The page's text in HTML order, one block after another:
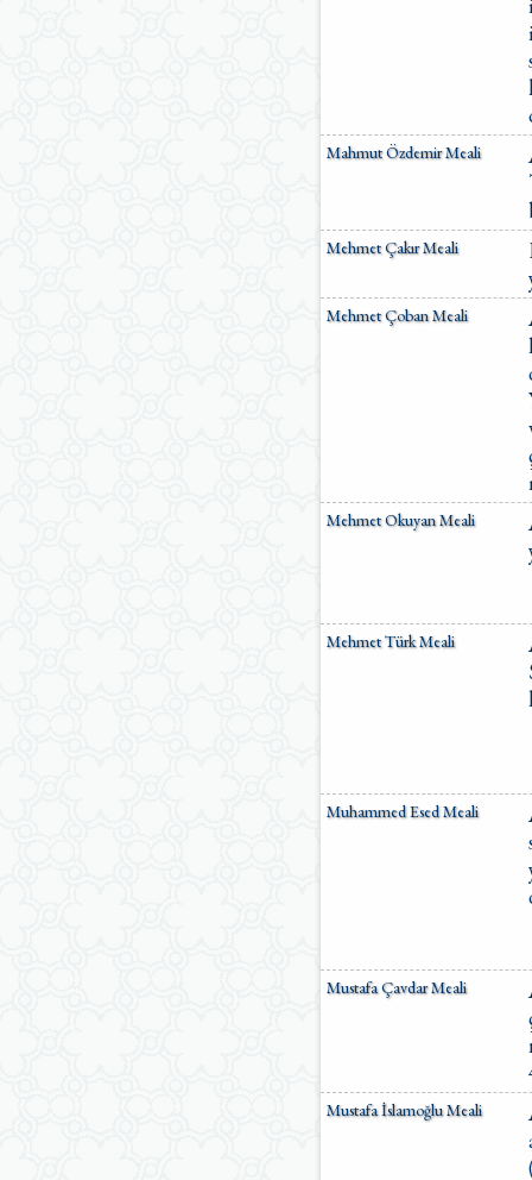
Mahmut Özdemir Meali
Mehmet Çakır Meali
Mehmet Çoban Meali
Mehmet Okuyan Meali
Mehmet Türk Meali
Muhammed Esed Meali
Mustafa Çavdar Meali
Mustafa İslamoğlu Meali